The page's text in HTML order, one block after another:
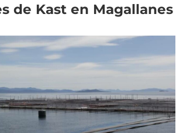
de Kast en Magallanes